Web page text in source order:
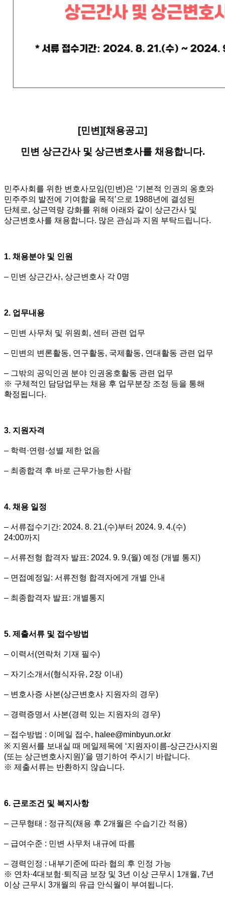
[민변][채용공고]
민변 상근간사 및 상근변호사를 채용합니다.
민주사회를 위한 변호사모임(민변)은 ‘기본적 인권의 옹호와
민주주의 발전에 기여함을 목적’으로 1988년에 결성된
단체로, 상근역량 강화를 위해 아래와 같이 상근간사 및
상근변호사를 채용합니다. 많은 관심과 지원 부탁드립니다.
1. 채용분야 및 인원
– 민변 상근간사, 상근변호사 각 0명
2. 업무내용
– 민변 사무처 및 위원회, 센터 관련 업무
– 민변의 변론활동, 연구활동, 국제활동, 연대활동 관련 업무
– 그밖의 공익인권 분야 인권옹호활동 관련 업무
※ 구체적인 담당업무는 채용 후 업무분장 조정 등을 통해
확정됩니다.
3. 지원자격
– 학력·연령·성별 제한 없음
– 최종합격 후 바로 근무가능한 사람
4. 채용 일정
– 서류접수기간: 2024. 8. 21.(수)부터 2024. 9. 4.(수)
24:00까지
– 서류전형 합격자 발표: 2024. 9. 9.(월) 예정 (개별 통지)
– 면접예정일: 서류전형 합격자에게 개별 안내
– 최종합격자 발표: 개별통지
5. 제출서류 및 접수방법
– 이력서(연락처 기재 필수)
– 자기소개서(형식자유, 2장 이내)
– 변호사증 사본(상근변호사 지원자의 경우)
– 경력증명서 사본(경력 있는 지원자의 경우)
– 접수방법 : 이메일 접수, halee@minbyun.or.kr
※ 지원서를 보내실 때 메일제목에 ‘지원자이름-상근간사지원
(또는 상근변호사지원)’을 명기하여 주시기 바랍니다.
※ 제출서류는 반환하지 않습니다.
6. 근로조건 및 복지사항
– 근무형태 : 정규직(채용 후 2개월은 수습기간 적용)
– 급여수준 : 민변 사무처 내규에 따름
– 경력인정 : 내부기준에 따라 협의 후 인정 가능
※ 연차·4대보험·퇴직금 보장 및 3년 이상 근무시 1개월, 7년
이상 근무시 3개월의 유급 안식월이 부여됩니다.